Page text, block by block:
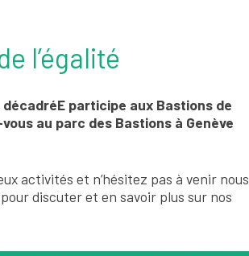
l’égalité
décadréE participe aux Bastions de
au parc des Bastions à Genève
activités et n’hésitez pas à venir nous
discuter et en savoir plus sur nos